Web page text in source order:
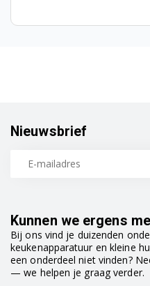
Kunnen we ergens
Bij ons vind je duizenden
keukenapparatuur en kleine
een onderdeel niet vinden?
— we helpen je graag verder.
Nieuwsbrief